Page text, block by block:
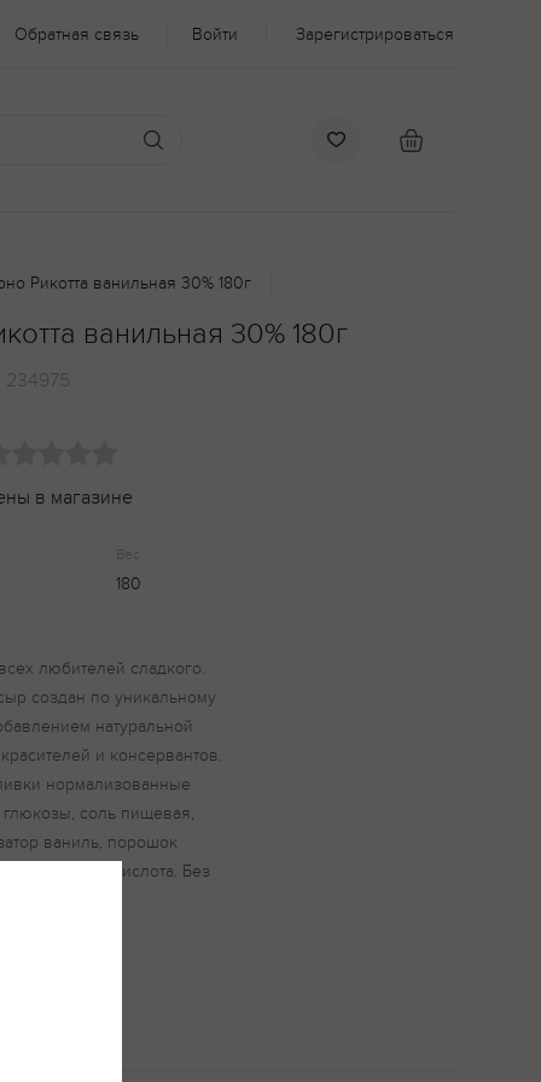
Обратная связь Войти Зарегистрироваться
Рикотта ванильная 30% 180г
ванильная 30% 180г
234975
в магазине
Вес
180
любителей сладкого.
создан по уникальному
натуральной
и консервантов.
нормализованные
глюкозы, соль пищевая,
ваниль, порошок
молочная кислота. Без